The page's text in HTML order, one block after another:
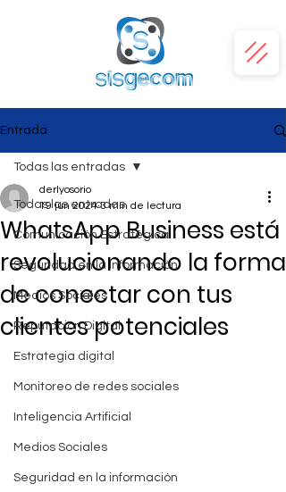
Entrada
Todas las entradas
Comunicación Estratégica
Seguridad en la Información
Medios Sociales
Reputación Digital
Estrategia digital
Monitoreo de redes sociales
Inteligencia Artificial
Medios Sociales
Seguridad en la información
Todas las entradas
WhatsApp Business está
revolucionando la forma
de conectar con tus
clientes potenciales
derlyosorio
19 jun 2024 3 min de lectura